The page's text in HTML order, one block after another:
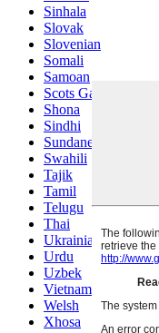
Sinhala
Slovak
Slovenian
Somali
Samoan
Scots Gaelic
Shona
Sindhi
Sundanese
Swahili
Tajik
Tamil
Telugu
Thai
Ukrainian
Urdu
Uzbek
Vietnamese
Welsh
Xhosa